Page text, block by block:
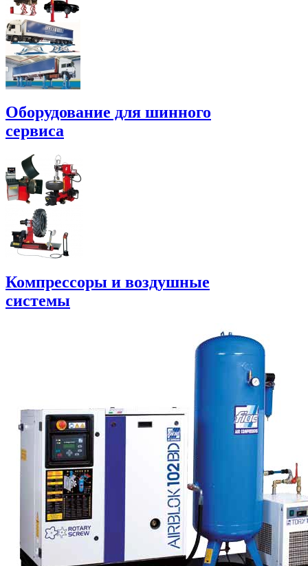
Оборудование для шинного
сервиса
Компрессоры и воздушные
системы